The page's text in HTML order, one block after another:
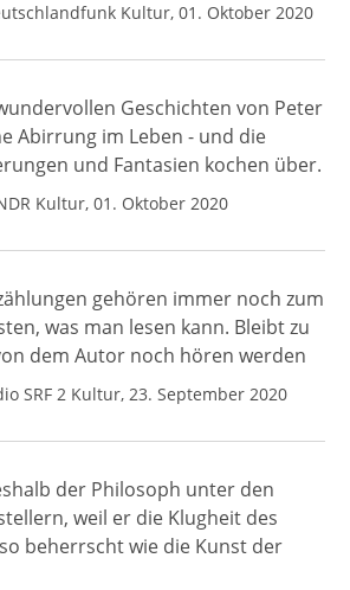
Kultur, 01. Oktober 2020
Geschichten von Peter
Abirrung im Leben - und die
und Fantasien kochen über.
Kultur, 01. Oktober 2020
gehören immer noch zum
was man lesen kann. Bleibt zu
dem Autor noch hören werden
SRF 2 Kultur, 23. September 2020
der Philosoph unter den
weil er die Klugheit des
beherrscht wie die Kunst der